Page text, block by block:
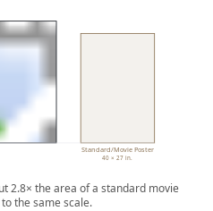
Standard/Movie Poster
40 × 27 in.
2.8× the area of a standard movie
the same scale.